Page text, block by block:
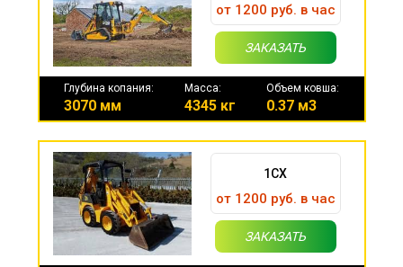
от 1200 руб. в час
ЗАКАЗАТЬ
Глубина копания:
3070 мм
Масса:
4345 кг
Объем ковша:
0.37 м3
1CX
от 1200 руб. в час
ЗАКАЗАТЬ